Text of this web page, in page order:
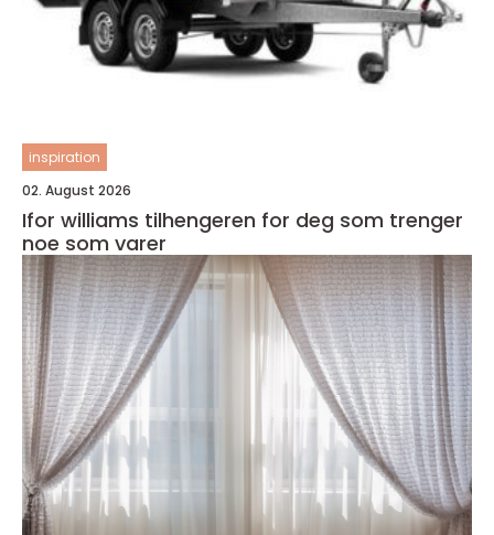
inspiration
02. August 2026
Ifor williams tilhengeren for deg som trenger
noe som varer